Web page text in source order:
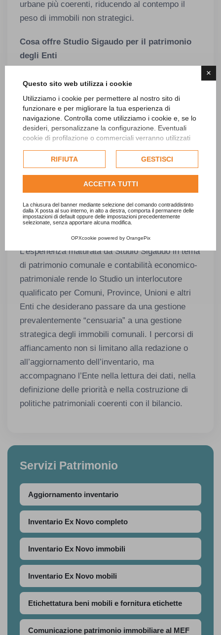
×
Questo sito web utilizza i cookie
Utilizziamo i cookie per permettere al nostro sito di
funzionare e per migliorare la tua esperienza di
navigazione. Controlla come utilizziamo i cookie e, se lo
desideri, personalizzane la configurazione. Eventuali
cookie di profilazione o commerciali verranno utilizzati
dell'utente e, se consentito, potrebbero essere utilizzati
per personalizzare gli annunci pubblicitari. Per ulteriori
informazioni su come Google utilizza i dati raccolti,
politica sulla privacy di Google
Consulta l'informativa cookie completa.
RIFIUTA GESTISCI
ACCETTA TUTTI
La chiusura del banner mediante selezione del comando contraddistinto
dalla X posta al suo interno, in alto a destra, comporta il permanere delle
impostazioni di default oppure delle impostazioni precedentemente
selezionate, senza apportare alcuna modifica.
OPXcookie powered by OrangePix
urbane più coerenti, riducendo al contempo il
peso di immobili non strategici.
Cosa offre Studio Sigaudo per il patrimonio
degli Enti
Studio Sigaudo ha sviluppato negli anni un set di
combinano competenze contabili, giuridiche e
gestionali. Attraverso progetti dedicati
all’inventario, alla riconciliazione con la
contabilità economico-patrimoniale e all’analisi
del portafoglio immobiliare, lo Studio supporta gli
Enti nel costruire una base dati solida e
Un partner per governare il patrimonio
comunale
L’esperienza maturata da Studio Sigaudo in tema
di patrimonio comunale e contabilità economico-
patrimoniale rende lo Studio un interlocutore
qualificato per Comuni, Province, Unioni e altri
Enti che desiderano passare da una gestione
prevalentemente “censuaria” a una gestione
strategica degli immobili comunali. I percorsi di
affiancamento non si limitano alla redazione o
all’aggiornamento dell’inventario, ma
accompagnano l’Ente nella lettura dei dati, nella
definizione delle priorità e nella costruzione di
politiche patrimoniali coerenti con il bilancio.
Servizi Patrimonio
Aggiornamento inventario
Inventario Ex Novo completo
Inventario Ex Novo immobili
Inventario Ex Novo mobili
Etichettatura beni mobili e fornitura etichette
Comunicazione patrimonio immobiliare al MEF